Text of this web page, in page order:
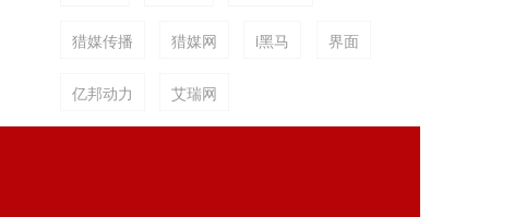
猎媒传播 猎媒网 i黑马 界面
亿邦动力 艾瑞网